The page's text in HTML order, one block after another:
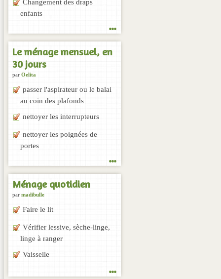
Changement des draps
enfants
...
Le ménage mensuel, en
30 jours
par Oelita
passer l'aspirateur ou le balai
au coin des plafonds
nettoyer les interrupteurs
nettoyer les poignées de
portes
...
Ménage quotidien
par madibulle
Faire le lit
Vérifier lessive, sèche-linge,
linge à ranger
Vaisselle
...